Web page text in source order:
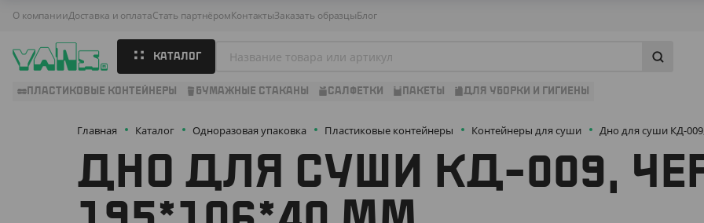
О компанииДоставка и оплатаСтать партнёромКонтактыЗаказать образцыБлог
КАТАЛОГ
ПЛАСТИКОВЫЕ КОНТЕЙНЕРЫ БУМАЖНЫЕ СТАКАНЫ САЛФЕТКИ ПАКЕТЫ ДЛЯ УБОРКИ И ГИГИЕНЫ
Главная Каталог Одноразовая упаковка Пластиковые контейнеры Контейнеры для суши Дно для суши КД-
ДНО ДЛЯ СУШИ КД-009,